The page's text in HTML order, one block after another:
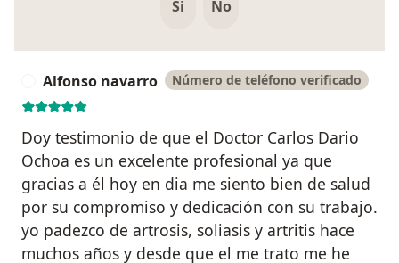
Si No
Alfonso navarro Número de teléfono verificado
Doy testimonio de que el Doctor Carlos Dario
Ochoa es un excelente profesional ya que
gracias a él hoy en dia me siento bien de salud
por su compromiso y dedicación con su trabajo.
yo padezco de artrosis, soliasis y artritis hace
muchos años y desde que el me trato me he